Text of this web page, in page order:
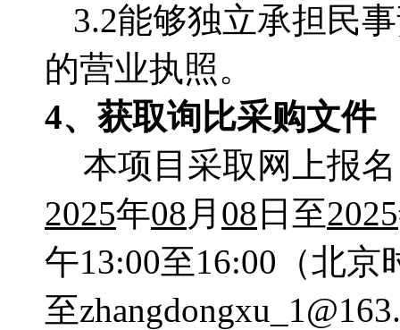
3.2能够独立承担民
的营业执照。
4、获取询比采购文件
本项目采取网上报
2025年08 月 08 日至2025
午13:00至16:00（北
至